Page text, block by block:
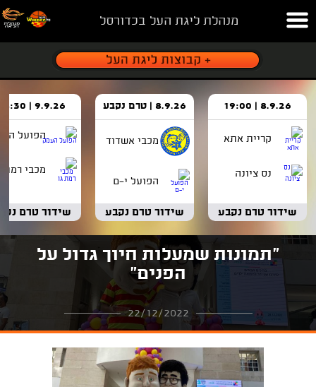
מנהלת ליגת העל בכדורסל
8.9.26 | 19:00
קריית אתא
נס ציונה
שידור טרם נקבע
8.9.26 | טרם נקבע
מכבי אשדוד
הפועל י-ם
שידור טרם נקבע
9.9.26 | 18:30
הפועל
מכבי רמת
שידור טרם
"תמונות שמעלות חיוך גדול על
הפנים"
22/12/2022